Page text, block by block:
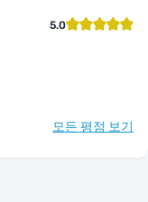
5.0
모든 평점 보기